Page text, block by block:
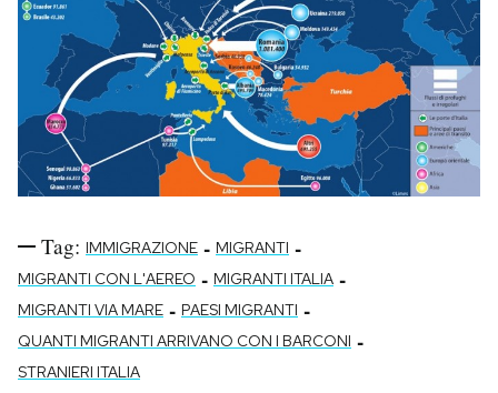
Tag: IMMIGRAZIONE - MIGRANTI -
MIGRANTI CON L'AEREO - MIGRANTI ITALIA -
MIGRANTI VIA MARE - PAESI MIGRANTI -
QUANTI MIGRANTI ARRIVANO CON I BARCONI -
STRANIERI ITALIA